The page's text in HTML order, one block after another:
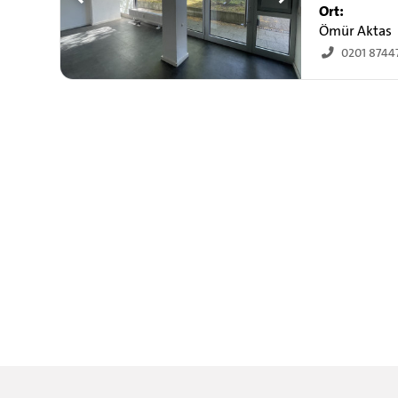
Ort:
Ömür Aktas
0201